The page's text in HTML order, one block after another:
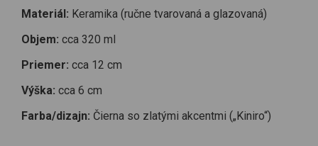
Materiál: Keramika (ručne tvarovaná a glazovaná)
Objem: cca 320 ml
Priemer: cca 12 cm
Výška: cca 6 cm
Farba/dizajn: Čierna so zlatými akcentmi („Kiniro“)